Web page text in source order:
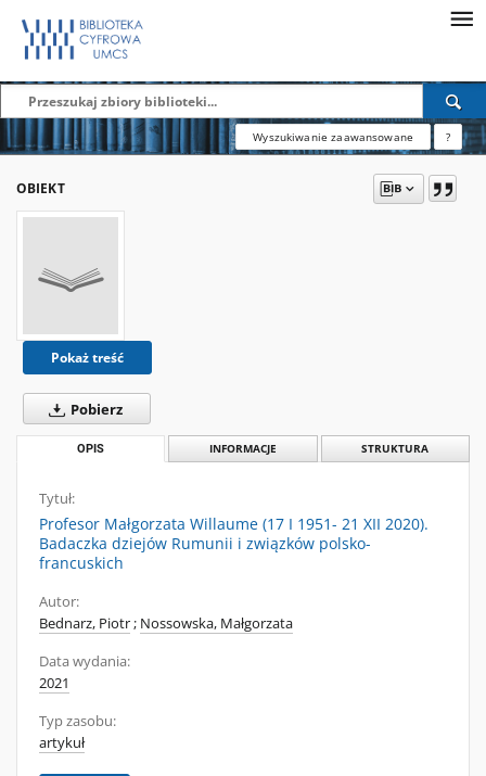
Wyszukiwanie zaawansowane ?
OBIEKT
Pokaż treść
Pobierz
OPIS INFORMACJE STRUKTURA
Tytuł:
Profesor Małgorzata Willaume (17 I 1951- 21 XII 2020).
Badaczka dziejów Rumunii i związków polsko-
francuskich
Autor:
Bednarz, Piotr; Nossowska, Małgorzata
Data wydania:
2021
Typ zasobu:
artykuł